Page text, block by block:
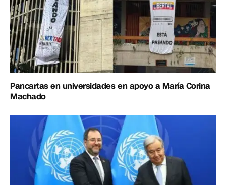
Pancartas en universidades en apoyo a María Corina
Machado